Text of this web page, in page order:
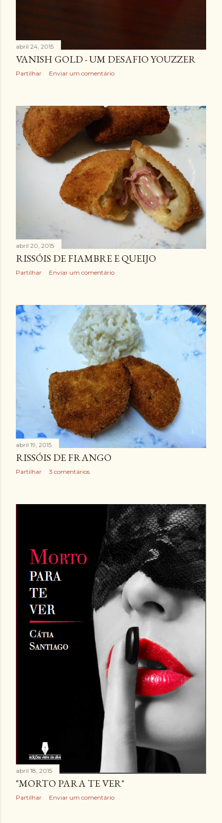
abril 24, 2015
VANISH GOLD - UM DESAFIO YOUZZER
Partilhar Enviar um comentário
abril 20, 2015
RISSÓIS DE FIAMBRE E QUEIJO
Partilhar Enviar um comentário
abril 19, 2015
RISSÓIS DE FRANGO
Partilhar 3 comentários
abril 18, 2015
"MORTO PARA TE VER"
Partilhar Enviar um comentário